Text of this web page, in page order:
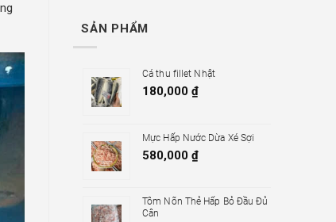
SẢN PHẨM
Cá thu fillet Nhật
180,000 ₫
Mực Hấp Nước Dừa Xé Sợi
580,000 ₫
Tôm Nõn Thẻ Hấp Bỏ Đầu Đủ
Cân